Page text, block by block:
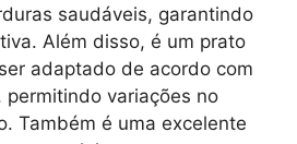
saudáveis, garantindo
Além disso, é um prato
adaptado de acordo com
permitindo variações no
Também é uma excelente